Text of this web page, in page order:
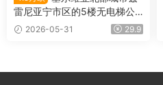
雷尼亚宁市区的5楼无电梯公
寓出售
2026-05-31 29.9